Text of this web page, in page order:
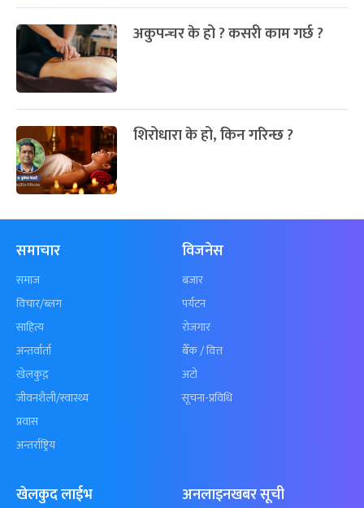
अकुपन्चर के हो ? कसरी काम गर्छ ?
शिरोधारा के हो, किन गरिन्छ ?
समाचार
समाज
विचार/ब्लग
साहित्य
अन्तर्वार्ता
खेलकुद़़
जीवनशैली/स्वास्थ्य
प्रवास
अन्तर्राष्ट्रिय
विजनेस
बजार
पर्यटन
रोजगार
बैँक / वित्त
अटो
सूचना-प्रविधि
खेलकुद लाईभ अनलाइनखबर सूची